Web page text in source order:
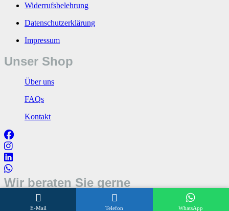
Widerrufsbelehrung
Datenschutzerklärung
Impressum
Unser Shop
Über uns
FAQs
Kontakt
Wir beraten Sie gerne
Öffnungszeiten
E-Mail Telefon WhatsApp